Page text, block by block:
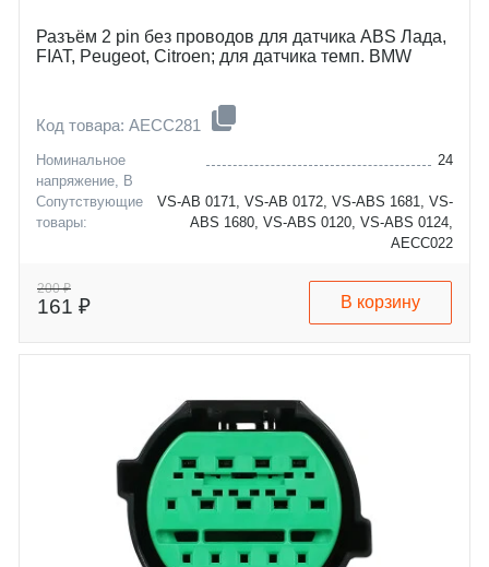
Разъём 2 pin без проводов для датчика ABS Лада,
FIAT, Peugeot, Citroen; для датчика темп. BMW
Код товара: AECC281
Номинальное
напряжение, В
24
Сопутствующие
товары:
VS-AB 0171, VS-AB 0172, VS-ABS 1681, VS-
ABS 1680, VS-ABS 0120, VS-ABS 0124,
AECC022
Количество контактов
2
bmw
3
citroen
5
200 ₽
161 ₽ В корзину